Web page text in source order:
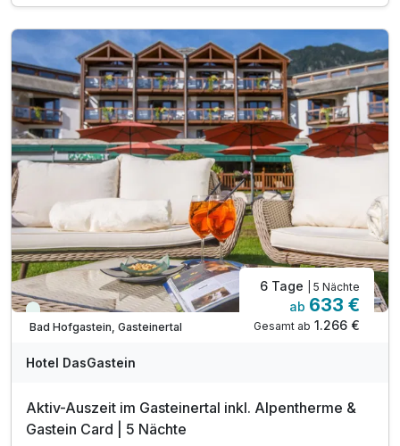
in den Sommermonaten inkl. Gasteiner Bergbahnen*
inkl. Badetasche -tücher, -mantel & -slipper
inkl. Teestation & 1 L Mineralwasser am Zimmer
inkl. W-LAN Nutzung im ganzen Hotel
inkl. Gastein Card mit vielen Mehrwerten
Viele Termine frei
Bad Hofgastein, Gasteinertal
6 Tage | 5 Nächte
ab 633 €
Gesamt ab 1.266 €
Hotel DasGastein
Aktiv-Auszeit im Gasteinertal inkl. Alpentherme &
Gastein Card | 5 Nächte